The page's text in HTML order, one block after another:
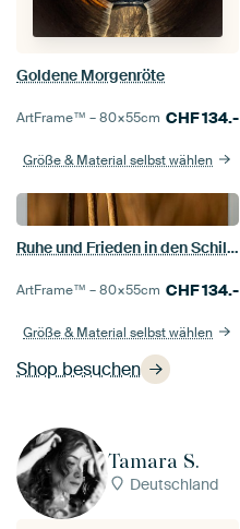
Shop besuchen
Goldene Morgenröte
ArtFrame™ –80×55cm CHF134.-
Größe & Material selbst wählen
Ruhe und Frieden in den Schilfgebieten
ArtFrame™ –80×55cm CHF134.-
Größe & Material selbst wählen
Tamara S.
Deutschland